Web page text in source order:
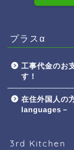
プラスα
工事代金のお
す！
在住外国人の
languages－
3rd Kitchen